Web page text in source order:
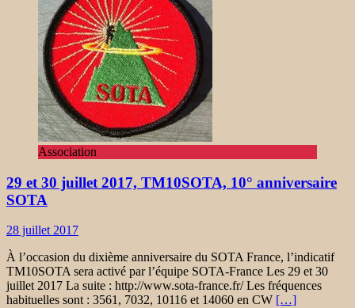
Association
29 et 30 juillet 2017, TM10SOTA, 10° anniversaire
SOTA
28 juillet 2017
À l’occasion du dixième anniversaire du SOTA France, l’indicatif
TM10SOTA sera activé par l’équipe SOTA-France Les 29 et 30
juillet 2017 La suite : http://www.sota-france.fr/ Les fréquences
habituelles sont : 3561, 7032, 10116 et 14060 en CW […]